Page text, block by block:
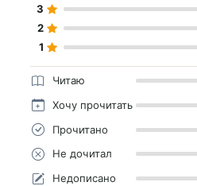
3
2
1
Читаю
Хочу прочитать
Прочитано
Не дочитал
Недописано